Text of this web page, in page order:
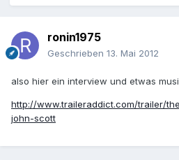
ronin1975
Geschrieben 13. Mai 2012
also hier ein interview und etwas
http://www.traileraddict.com/trailer/
john-scott